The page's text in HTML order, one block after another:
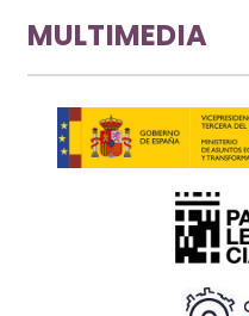
MULTIMEDIA